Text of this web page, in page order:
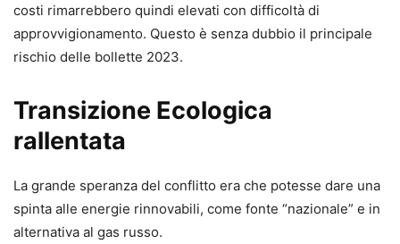
costi rimarrebbero quindi elevati con difficoltà di
approvvigionamento. Questo è senza dubbio il principale
rischio delle bollette 2023.
Transizione Ecologica
rallentata
La grande speranza del conflitto era che potesse dare una
spinta alle energie rinnovabili, come fonte “nazionale” e in
alternativa al gas russo.